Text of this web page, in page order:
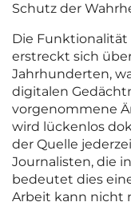
Schutz der
Die Funktionalität
erstreckt sich
Jahrhunderten,
digitalen
vorgenommene
wird lückenlos
der Quelle
Journalisten, die
bedeutet dies
Arbeit kann nicht